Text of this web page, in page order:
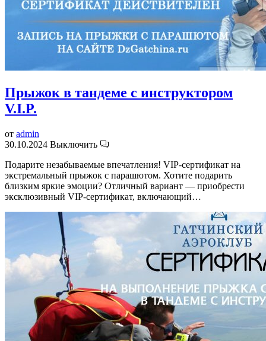
Прыжок в тандеме с инструктором
V.I.P.
от admin
30.10.2024 Выключить
Подарите незабываемые впечатления! VIP-сертификат на
экстремальный прыжок с парашютом. Хотите подарить
близким яркие эмоции? Отличный вариант — приобрести
эксклюзивный VIP-сертификат, включающий…